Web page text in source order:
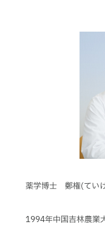
薬学博士 鄭権(てい
1994年中国吉林農業